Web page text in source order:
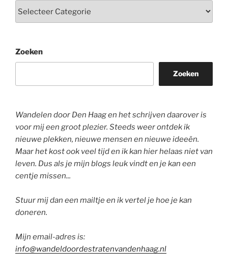
Zoeken
Zoeken
Wandelen door Den Haag en het schrijven daarover is
voor mij een groot plezier. Steeds weer ontdek ik
nieuwe plekken, nieuwe mensen en nieuwe ideeën.
Maar het kost ook veel tijd en ik kan hier helaas niet van
leven. Dus als je mijn blogs leuk vindt en je kan een
centje missen...
Stuur mij dan een mailtje en ik vertel je hoe je kan
doneren.
Mijn email-adres is:
info@wandeldoordestratenvandenhaag.nl